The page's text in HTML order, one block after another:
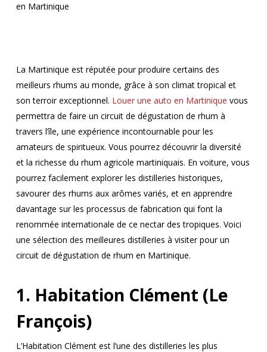
en Martinique
La Martinique est réputée pour produire certains des
meilleurs rhums au monde, grâce à son climat tropical et
son terroir exceptionnel. Louer une auto en Martinique vous
permettra de faire un circuit de dégustation de rhum à
travers l’île, une expérience incontournable pour les
amateurs de spiritueux. Vous pourrez découvrir la diversité
et la richesse du rhum agricole martiniquais. En voiture, vous
pourrez facilement explorer les distilleries historiques,
savourer des rhums aux arômes variés, et en apprendre
davantage sur les processus de fabrication qui font la
renommée internationale de ce nectar des tropiques. Voici
une sélection des meilleures distilleries à visiter pour un
circuit de dégustation de rhum en Martinique.
1. Habitation Clément (Le
François)
L’Habitation Clément est l’une des distilleries les plus